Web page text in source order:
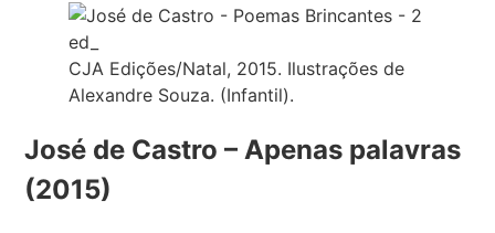
CJA Edições/Natal, 2015. Ilustrações de
Alexandre Souza. (Infantil).
José de Castro – Apenas palavras
(2015)